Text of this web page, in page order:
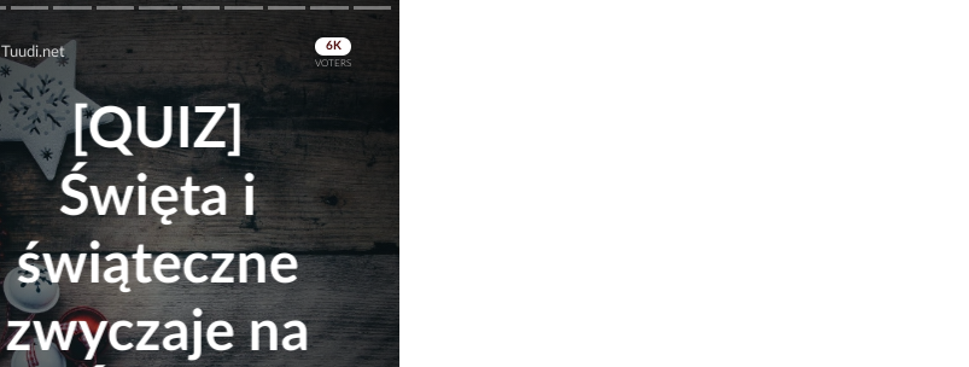
Tuudi.net 6K
VOTERS
[QUIZ]
Święta i
świąteczne
zwyczaje na